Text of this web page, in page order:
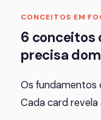
CONCEITOS EM
6 conceitos
precisa
Os fundamentos
Cada card revela